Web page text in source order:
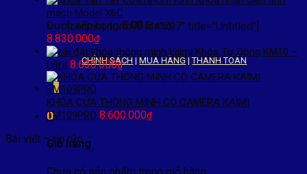
[contact-form-7 id="797" title="Untitled"]
CHÍNH SÁCH |MUA HÀNG |THANH TOÁN
0
Giỏ hàng
Chưa có sản phẩm trong giỏ hàng.
mạch Model X6C
Được xếp hạng5.005 sao
8.830.000₫
Khóa Tự Động KM10 –
Ultra 8.630.000₫
KHÓA CỬA THÔNG MINH CÓ CAMERA KAIMI
TM109PRO 8.600.000₫
Bài viết – tin tức